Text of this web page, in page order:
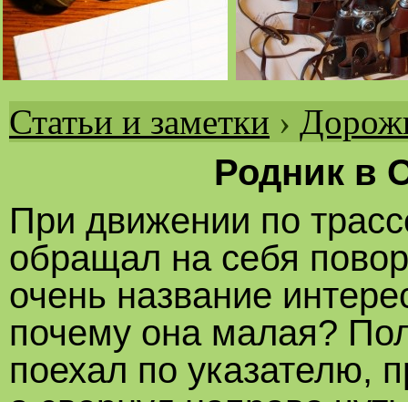
Вы
Статьи и заметки ›
Родник в
При движении по
обращал на себя
очень название
почему она малая?
поехал по указателю,